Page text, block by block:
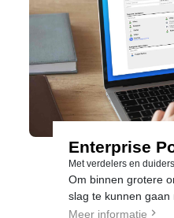
Enterprise
Met verdelers en duiders
Om binnen grotere
slag te kunnen gaan
Meer informatie